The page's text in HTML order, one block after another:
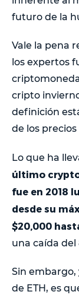
futuro de la
Vale la pena
los expertos
cripto
definición
de los
Lo que ha
último
fue en 2018
desde su
$20,000
una caída del
Sin
de ETH, es